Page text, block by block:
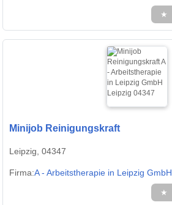
★
Minijob Reinigungskraft
Leipzig, 04347
Firma:A - Arbeitstherapie in Leipzig GmbH
★